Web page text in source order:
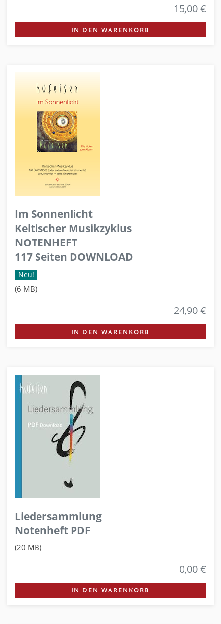
15,00 €
IN DEN WARENKORB
Im Sonnenlicht
Keltischer Musikzyklus
NOTENHEFT
117 Seiten DOWNLOAD
Neu!
(6 MB)
24,90 €
IN DEN WARENKORB
Liedersammlung
Notenheft PDF
(20 MB)
0,00 €
IN DEN WARENKORB